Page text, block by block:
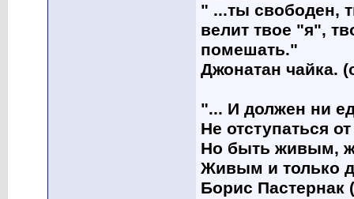
" ...ты свободен,
велит твое "я",
помешать."
Джонатан чайка.
"... И должен ни
Не отступаться
Но быть живым,
Живым и только
Борис Пастернак